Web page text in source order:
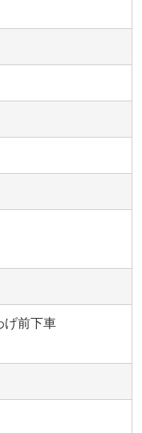
げ前下車